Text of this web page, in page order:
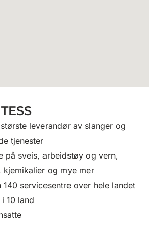
leverandør av slanger og
tjenester
på sveis, arbeidstøy og vern,
kjemikalier og mye mer
140 servicesentre over hele landet
10 land